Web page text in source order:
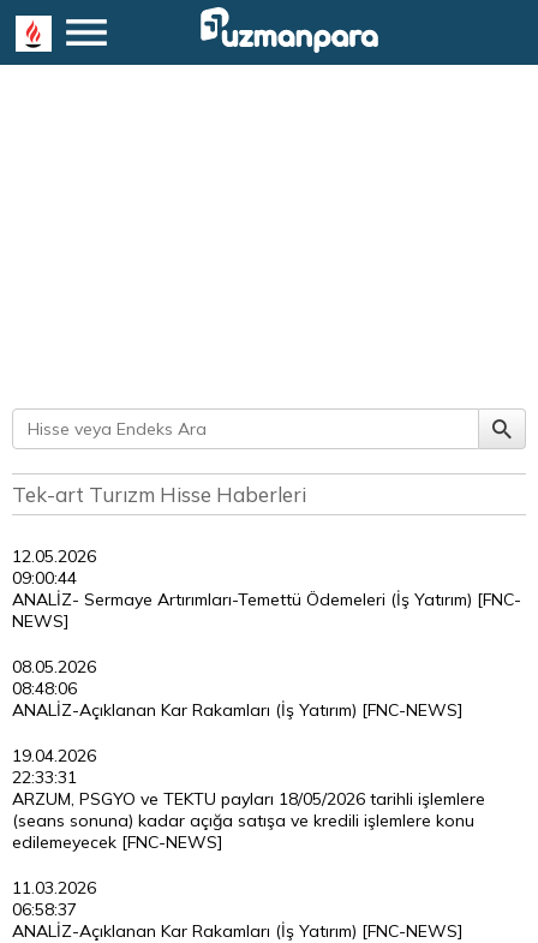
Tek-art Turızm Hisse Haberleri
12.05.2026
09:00:44
ANALİZ- Sermaye Artırımları-Temettü Ödemeleri (İş Yatırım) [FNC-
NEWS]
08.05.2026
08:48:06
ANALİZ-Açıklanan Kar Rakamları (İş Yatırım) [FNC-NEWS]
19.04.2026
22:33:31
ARZUM, PSGYO ve TEKTU payları 18/05/2026 tarihli işlemlere
(seans sonuna) kadar açığa satışa ve kredili işlemlere konu
edilemeyecek [FNC-NEWS]
11.03.2026
06:58:37
ANALİZ-Açıklanan Kar Rakamları (İş Yatırım) [FNC-NEWS]